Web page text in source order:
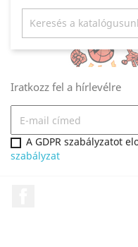
Iratkozz fel a hírlevélre
A GDPR szabályzatot
szabályzat